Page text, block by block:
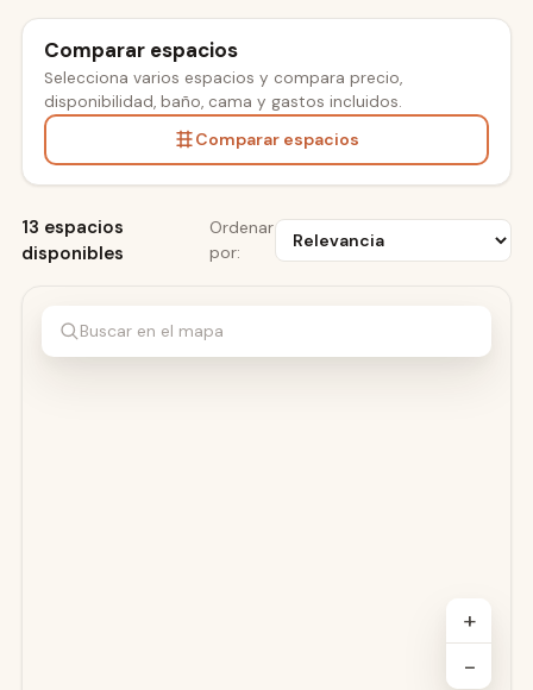
Comparar espacios
Selecciona varios espacios y compara precio,
disponibilidad, baño, cama y gastos incluidos.
Comparar espacios
13 espacios
disponibles
Ordenar
por:
ESDI
Buscar en el mapa
+
−